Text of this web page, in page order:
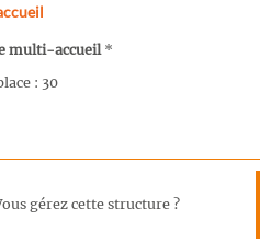
multi-accueil *
: 30
gérez cette structure ?